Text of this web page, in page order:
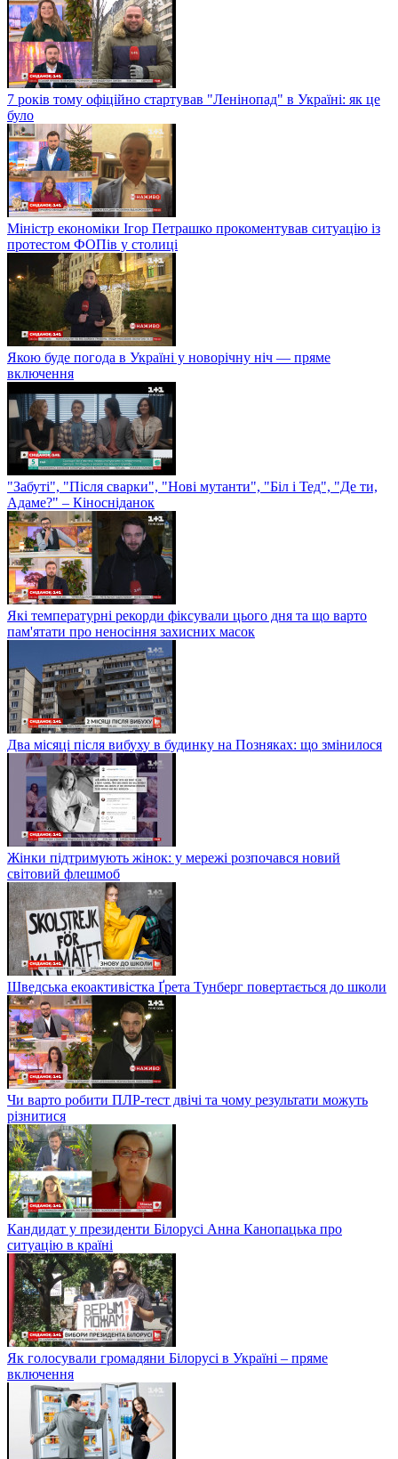
7 років тому офіційно стартував "Ленінопад" в Україні: як це
було
Міністр економіки Ігор Петрашко прокоментував ситуацію із
протестом ФОПів у столиці
Якою буде погода в Україні у новорічну ніч — пряме
включення
"Забуті", "Після сварки", "Нові мутанти", "Біл і Тед", "Де ти,
Адаме?" – Кіносніданок
Які температурні рекорди фіксували цього дня та що варто
пам'ятати про неносіння захисних масок
Два місяці після вибуху в будинку на Позняках: що змінилося
Жінки підтримують жінок: у мережі розпочався новий
світовий флешмоб
Шведська екоактивістка Ґрета Тунберг повертається до школи
Чи варто робити ПЛР-тест двічі та чому результати можуть
різнитися
Кандидат у президенти Білорусі Анна Канопацька про
ситуацію в країні
Як голосували громадяни Білорусі в Україні – пряме
включення